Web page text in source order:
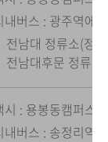
내버스 : 광주역에
전남대 정류소(정
전남대후문 정류
시 : 용봉동캠퍼스
내버스 : 송정리역